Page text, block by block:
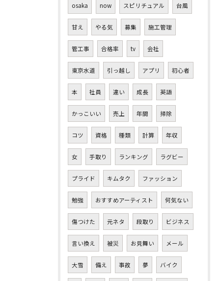
osaka now スピリチュアル 台風
甘え やる気 募集 施工管理
管工事 合格率 tv 会社
東京水道 引っ越し アプリ 初心者
本 社員 違い 成長 英語
かっこいい 売上 年間 掃除
コツ 資格 種類 計算 年収
女 手取り ランキング ラグビー
プライド キムタク ファッション
勉強 おすすめアーティスト 何気ない
傷つけた 元ネタ 段取り ビジネス
言い換え 被災 お見舞い メール
大雪 備え 事故 夢 バイク